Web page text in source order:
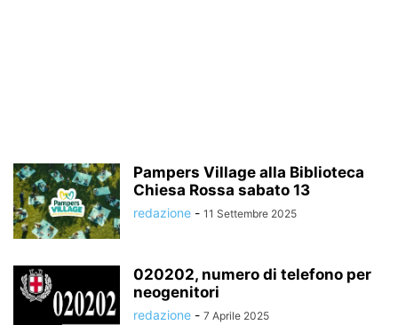
Pampers Village alla Biblioteca
Chiesa Rossa sabato 13
redazione - 11 Settembre 2025
020202, numero di telefono per
neogenitori
redazione - 7 Aprile 2025